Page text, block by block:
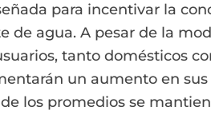
para incentivar la
de agua. A pesar de la
tanto domésticos
un aumento en
los promedios se